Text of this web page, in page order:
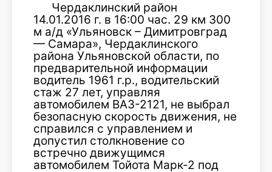
Чердаклинский район
14.01.2016 г. в 16:00 час. 29 км 300
м а/д «Ульяновск – Димитровград
— Самара», Чердаклинского
района Ульяновской области, по
предварительной информации
водитель 1961 г.р., водительский
стаж 27 лет, управляя
автомобилем ВАЗ-2121, не выбрал
безопасную скорость движения, не
справился с управлением и
допустил столкновение со
встречно движущимся
автомобилем Тойота Марк-2 под